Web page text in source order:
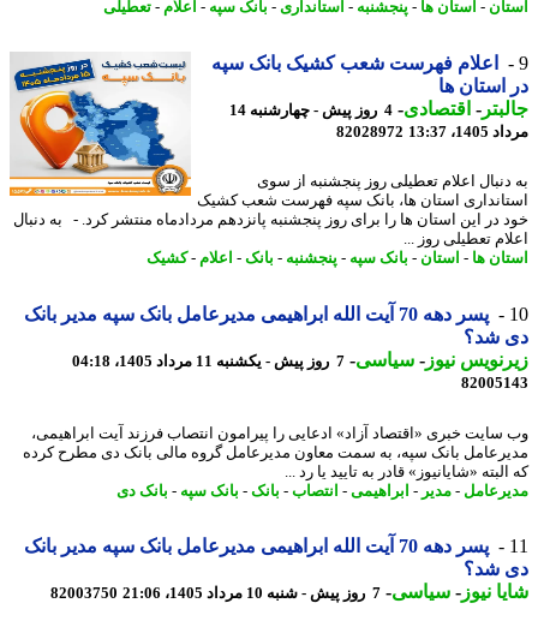
-استان ها- پنجشنبه-استانداری- بانک سپه -اعلام -تعطیلی
اعلام فهرست شعب کشیک بانک سپه
ها
-اقتصادی-
4 روز پیش - چهارشنبه 14
13:37
82028972
اعلام تعطیلی روز پنجشنبه از سوی
استان ها، بانک سپه فهرست شعب کشیک
در این استان ها را برای روز پنجشنبه پانزدهم مردادماه منتشر کرد. - به دنبال
تعطیلی روز ...
ها- استان-بانک سپه -پنجشنبه-بانک -اعلام -کشیک
پسر دهه 70 آیت الله ابراهیمی مدیرعامل بانک سپه مدیر بانک
شد؟
نیوز-سیاسی-7 روز پیش - یکشنبه 11 مرداد 1405، 04:18
خبری «اقتصاد آزاد» ادعایی را پیرامون انتصاب فرزند آیت ابراهیمی،
بانک سپه، به سمت معاون مدیرعامل گروه مالی بانک دی مطرح کرده
«شایانیوز» قادر به تایید یا رد ...
-مدیر-ابراهیمی-انتصاب-بانک -بانک سپه -بانک دی
پسر دهه 70 آیت الله ابراهیمی مدیرعامل بانک سپه مدیر بانک
شد؟
نیوز-سیاسی-7 روز پیش - شنبه 10 مرداد 1405، 21:06 82003750